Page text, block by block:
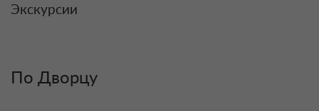
Экскурсии
По Дворцу